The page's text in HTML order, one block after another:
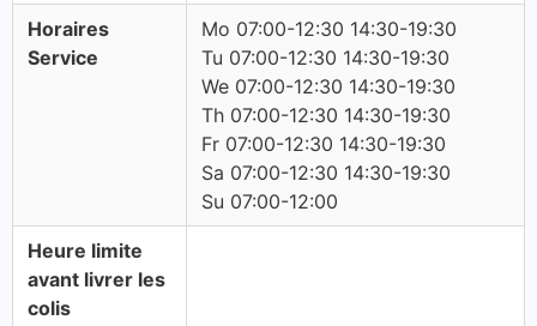
Horaires
Service
Mo 07:00-12:30 14:30-19:30
Tu 07:00-12:30 14:30-19:30
We 07:00-12:30 14:30-19:30
Th 07:00-12:30 14:30-19:30
Fr 07:00-12:30 14:30-19:30
Sa 07:00-12:30 14:30-19:30
Su 07:00-12:00
Heure limite
avant livrer les
colis